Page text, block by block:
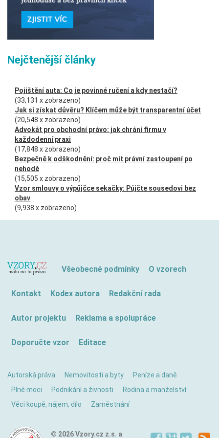
Nejčtenější články
Pojištění auta: Co je povinné ručení a kdy nestačí?
(33,131 x zobrazeno)
Jak si získat důvěru? Klíčem může být transparentní účet
(20,548 x zobrazeno)
Advokát pro obchodní právo: jak chrání firmu v
každodenní praxi
(17,848 x zobrazeno)
Bezpečně k odškodnění: proč mít právní zastoupení po
nehodě
(15,505 x zobrazeno)
Vzor smlouvy o výpůjčce sekačky: Půjčte sousedovi bez
obav
(9,938 x zobrazeno)
Všeobecné podmínky O vzorech
Kontakt Kodex autora Redakční rada
Autor projektu Reklama a spolupráce
Doporučte vzor Editace
Autorská práva Nemovitosti a byty
Peníze a daně
Plné moci
Podnikání a živnosti
Rodina a manželství
Věci koupě, nájem, dílo
Zaměstnání
© 2026 Vzory.cz z.s. a